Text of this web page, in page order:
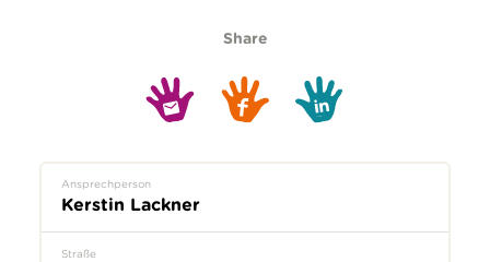
Share
Ansprechperson
Kerstin Lackner
Straße